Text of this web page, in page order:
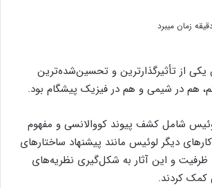
از تأثیرگذارترین و تحسین‌شده‌ترین
هم در شیمی و هم در فیزیک پیشگام بود.
شامل کشف پیوند کووالانسی و مفهوم
دیگر لوئیس مانند پیشنهاد ساختارهای
ظرفیت و این آثار به شکل‌گیری نظریه‌های
کمک کردند.